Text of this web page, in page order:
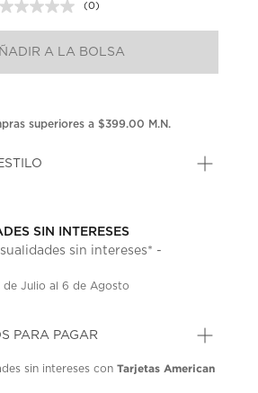
Sin
puntuación.
en
la
(0)
A LA BOLSA
superiores a $399.00 M.N.
SIN INTERESES
sin intereses* -
de Julio al 6 de Agosto
PARA PAGAR
sin intereses conTarjetas American